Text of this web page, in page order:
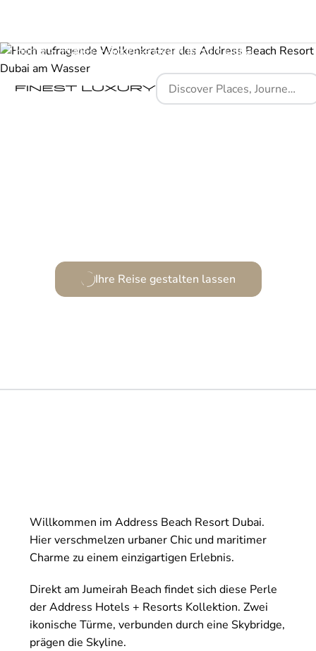
Home Places Address Beach Resort Dubai
Ihre Reise gestalten lassen
Willkommen im Address Beach Resort Dubai.
Hier verschmelzen urbaner Chic und maritimer
Charme zu einem einzigartigen Erlebnis.
Direkt am Jumeirah Beach findet sich diese Perle
der Address Hotels + Resorts Kollektion. Zwei
ikonische Türme, verbunden durch eine Skybridge,
prägen die Skyline.